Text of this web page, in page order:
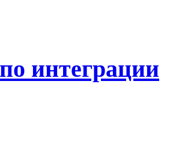
интеграции